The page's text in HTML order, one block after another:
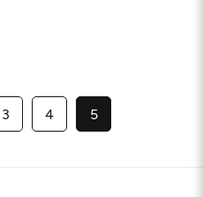
3 4 5